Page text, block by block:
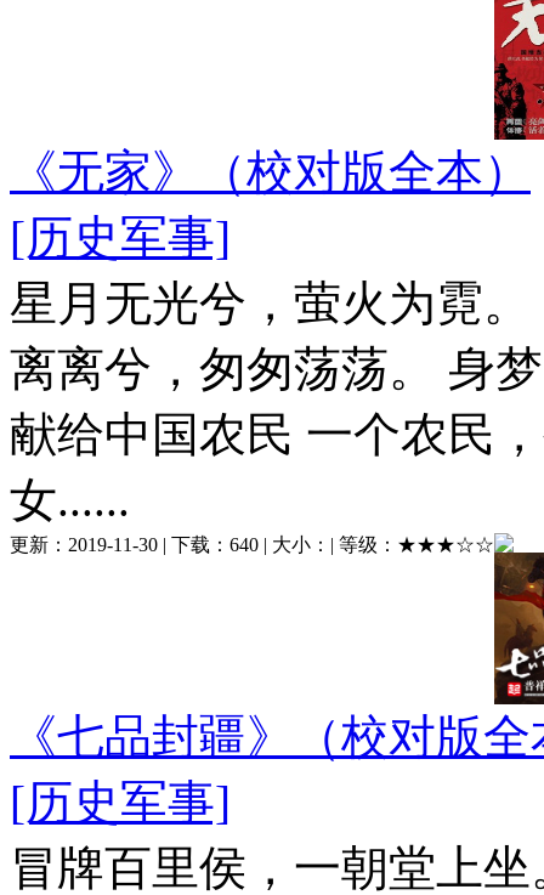
《无家》（校对版全本）
[历史军事]
星月无光兮，萤火为霓
离离兮，匆匆荡荡。 身
献给中国农民 一个农民
女......
更新： 2019-11-30 | 下载： 640 | 大小： | 等级： ★★★☆☆
《七品封疆》（校对版
[历史军事]
冒牌百里侯，一朝堂上